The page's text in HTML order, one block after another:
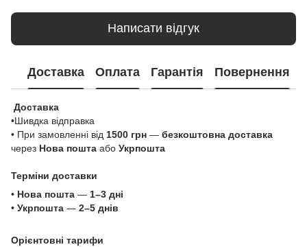
Написати відгук
Доставка Оплата Гарантія Повернення
Доставка
•Шивдка відправка
• При замовленні від 1500 грн — безкоштовна доставка
через Нова пошта або Укрпошта
Терміни доставки
• Нова пошта — 1–3 дні
• Укрпошта — 2–5 днів
Орієнтовні тарифи